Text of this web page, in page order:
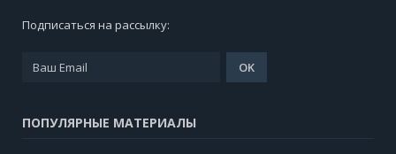
Подписаться на рассылку:
ПОПУЛЯРНЫЕ МАТЕРИАЛЫ